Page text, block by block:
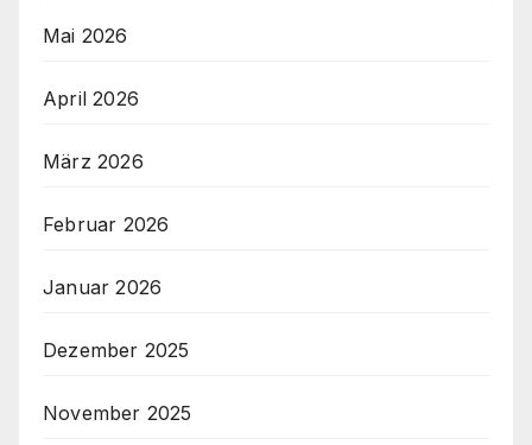
Mai 2026
April 2026
März 2026
Februar 2026
Januar 2026
Dezember 2025
November 2025